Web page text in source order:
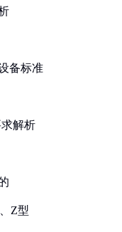
备标准
解析
Z型